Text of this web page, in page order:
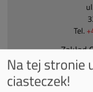
Tel.
Zakład
Na tej stronie
ciasteczek!